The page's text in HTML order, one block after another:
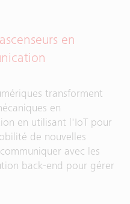
en
transforment
en
en utilisant l'IoT pour
de nouvelles
avec les
back-end pour gérer